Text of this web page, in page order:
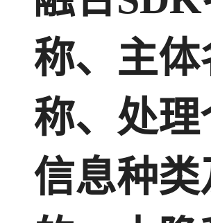
称、主体
称、处理
信息种类